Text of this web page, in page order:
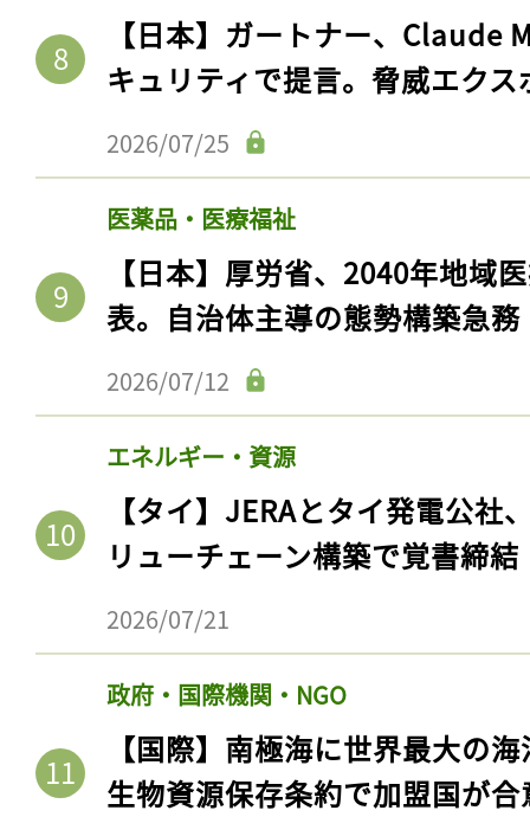
【日本】ガートナー、Claude
キュリティで提言。脅威エク
2026/07/25
医薬品・医療福祉
【日本】厚労省、2040年地域
表。自治体主導の態勢構築急務
2026/07/12
エネルギー・資源
【タイ】JERAとタイ発電公社
リューチェーン構築で覚書締結
2026/07/21
政府・国際機関・NGO
【国際】南極海に世界最大の
生物資源保存条約で加盟国が合
ログイン